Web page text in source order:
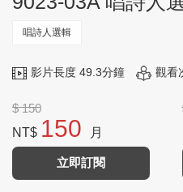
唱詩人選輯
影片長度 49.3分鐘 觀看
$ 150
NT$ 150 月
立即訂閱